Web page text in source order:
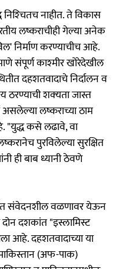
नाहीत. ते विकास
लष्कराचीही गेल्या अनेक
निर्माण करण्याचीच आहे.
संपूर्ण काश्‍मीर खोरेदेखील
दहशतवादाचे निर्दालन व
ठरण्याची शक्‍यता जास्त
असलेल्या लष्कराच्या ठाम
"युद्ध कसे लढावे, वा
पुरविलेल्या सुरक्षित
ही बाब ध्यानी ठेवणे
संवेदनशील वळणावर येऊन
दोन दशकांत "इस्लामिस्ट
आहे. दहशतवादाच्या या
(अफ-पाक)